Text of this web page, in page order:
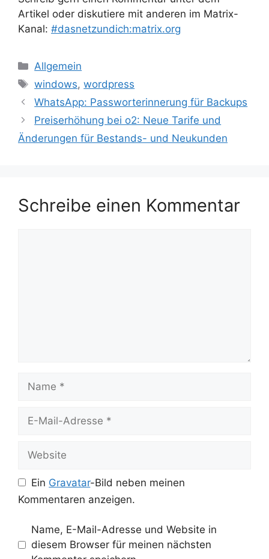
Artikel oder diskutiere mit anderen im Matrix-
Kanal: #dasnetzundich:matrix.org
Kategorien
Allgemein
Schlagwörter
windows,wordpress
WhatsApp: Passworterinnerung für Backups
Preiserhöhung bei o2: Neue Tarife und
Änderungen für Bestands- und Neukunden
Schreibe einen Kommentar
Mail-
Ein Gravatar-Bild neben meinen
Kommentaren anzeigen.
Name, E-Mail-Adresse und Website in
diesem Browser für meinen nächsten